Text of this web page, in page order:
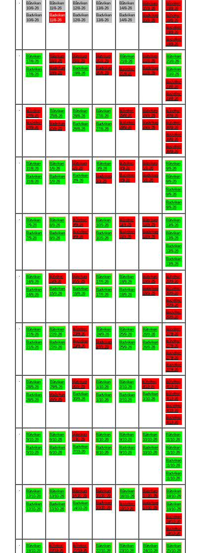
Båtviken
10/8-26
Badviken
10/8-26
Båtviken
11/8-26
Badviken
11/8-26
Båtviken
12/8-26
Badviken
12/8-26
Båtviken
13/8-26
Badviken
13/8-26
Båtviken
14/8-26
Badviken
14/8-26
Båtviken
15/8-26
Badviken
15/8-26
Båtviken
16/8-26
Båtviken
16/8-26
Badviken
16/8-26
Badviken
16/8-26
Båtviken
17/8-26
Badviken
17/8-26
Båtviken
18/8-26
Badviken
18/8-26
Båtviken
19/8-26
Badviken
19/8-26
Båtviken
20/8-26
Badviken
20/8-26
Båtviken
21/8-26
Badviken
21/8-26
Båtviken
22/8-26
Badviken
22/8-26
Båtviken
23/8-26
Båtviken
23/8-26
Badviken
23/8-26
Badviken
23/8-26
Båtviken
24/8-26
Badviken
24/8-26
Båtviken
25/8-26
Badviken
25/8-26
Båtviken
26/8-26
Badviken
26/8-26
Båtviken
27/8-26
Badviken
27/8-26
Båtviken
28/8-26
Badviken
28/8-26
Båtviken
29/8-26
Badviken
29/8-26
Båtviken
30/8-26
Båtviken
30/8-26
Badviken
30/8-26
Badviken
30/8-26
Båtviken
31/8-26
Badviken
31/8-26
Båtviken
1/9-26
Badviken
1/9-26
Båtviken
2/9-26
Badviken
2/9-26
Båtviken
3/9-26
Badviken
3/9-26
Båtviken
4/9-26
Badviken
4/9-26
Båtviken
5/9-26
Badviken
5/9-26
Båtviken
6/9-26
Båtviken
6/9-26
Badviken
6/9-26
Badviken
6/9-26
Båtviken
7/9-26
Badviken
7/9-26
Båtviken
8/9-26
Badviken
8/9-26
Båtviken
9/9-26
Badviken
9/9-26
Båtviken
10/9-26
Badviken
10/9-26
Båtviken
11/9-26
Badviken
11/9-26
Båtviken
12/9-26
Badviken
12/9-26
Båtviken
13/9-26
Båtviken
13/9-26
Badviken
13/9-26
Badviken
13/9-26
Båtviken
14/9-26
Badviken
14/9-26
Båtviken
15/9-26
Badviken
15/9-26
Båtviken
16/9-26
Badviken
16/9-26
Båtviken
17/9-26
Badviken
17/9-26
Båtviken
18/9-26
Badviken
18/9-26
Båtviken
19/9-26
Badviken
19/9-26
Båtviken
20/9-26
Båtviken
20/9-26
Badviken
20/9-26
Badviken
20/9-26
Båtviken
21/9-26
Badviken
21/9-26
Båtviken
22/9-26
Badviken
22/9-26
Båtviken
23/9-26
Badviken
23/9-26
Båtviken
24/9-26
Badviken
24/9-26
Båtviken
25/9-26
Badviken
25/9-26
Båtviken
26/9-26
Badviken
26/9-26
Båtviken
27/9-26
Båtviken
27/9-26
Badviken
27/9-26
Badviken
27/9-26
Båtviken
28/9-26
Badviken
28/9-26
Båtviken
29/9-26
Badviken
29/9-26
Båtviken
30/9-26
Badviken
30/9-26
Båtviken
1/10-26
Badviken
1/10-26
Båtviken
2/10-26
Badviken
2/10-26
Båtviken
3/10-26
Badviken
3/10-26
Båtviken
4/10-26
Båtviken
4/10-26
Badviken
4/10-26
Badviken
4/10-26
Båtviken
5/10-26
Badviken
5/10-26
Båtviken
6/10-26
Badviken
6/10-26
Båtviken
7/10-26
Badviken
7/10-26
Båtviken
8/10-26
Badviken
8/10-26
Båtviken
9/10-26
Badviken
9/10-26
Båtviken
10/10-26
Badviken
10/10-26
Båtviken
11/10-26
Båtviken
11/10-26
Badviken
11/10-26
Badviken
11/10-26
Båtviken
12/10-26
Badviken
12/10-26
Båtviken
13/10-26
Badviken
13/10-26
Båtviken
14/10-26
Badviken
14/10-26
Båtviken
15/10-26
Badviken
15/10-26
Båtviken
16/10-26
Badviken
16/10-26
Båtviken
17/10-26
Badviken
17/10-26
Båtviken
18/10-26
Båtviken
18/10-26
Badviken
18/10-26
Badviken
18/10-26
Båtviken
19/10-26
Båtviken
20/10-26
Båtviken
21/10-26
Båtviken
22/10-26
Båtviken
23/10-26
Båtviken
24/10-26
Båtviken
25/10-26